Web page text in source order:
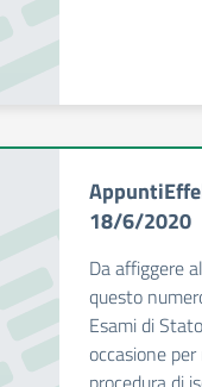
18/6/2020
Da affiggere
questo
Esami di
occasione